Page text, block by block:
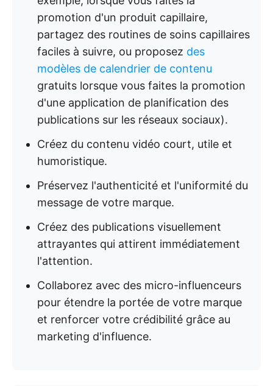
promotion d'un produit capillaire,
partagez des routines de soins capillaires
faciles à suivre, ou proposez des
modèles de calendrier de contenu
gratuits lorsque vous faites la promotion
d'une application de planification des
publications sur les réseaux sociaux).
Créez du contenu vidéo court, utile et
humoristique.
Préservez l'authenticité et l'uniformité du
message de votre marque.
Créez des publications visuellement
attrayantes qui attirent immédiatement
l'attention.
Collaborez avec des micro-influenceurs
pour étendre la portée de votre marque
et renforcer votre crédibilité grâce au
marketing d'influence.